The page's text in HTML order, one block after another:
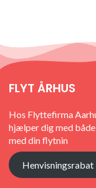
FLYT ÅRHUS
Hos Flyttefirma
hjælper dig med
med din flytnin
Henvisningsrabat